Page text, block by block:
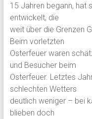
15 Jahren begann, hat
entwickelt, die
weit über die Grenzen
Beim vorletzten
Osterfeuer waren
und Besucher beim
Osterfeuer. Letztes
schlechten Wetters
deutlich weniger – bei
blieben doch